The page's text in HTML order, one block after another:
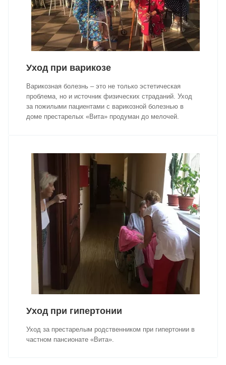
Уход при варикозе
Варикозная болезнь – это не только эстетическая
проблема, но и источник физических страданий. Уход
за пожилыми пациентами с варикозной болезнью в
доме престарелых «Вита» продуман до мелочей.
Уход при гипертонии
Уход за престарелым родственником при гипертонии в
частном пансионате «Вита».